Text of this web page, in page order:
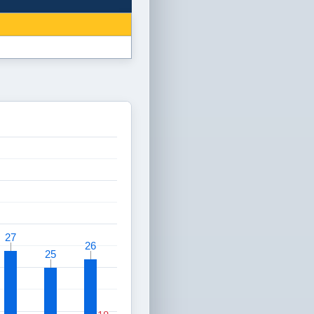
27
27
25
25
26
26